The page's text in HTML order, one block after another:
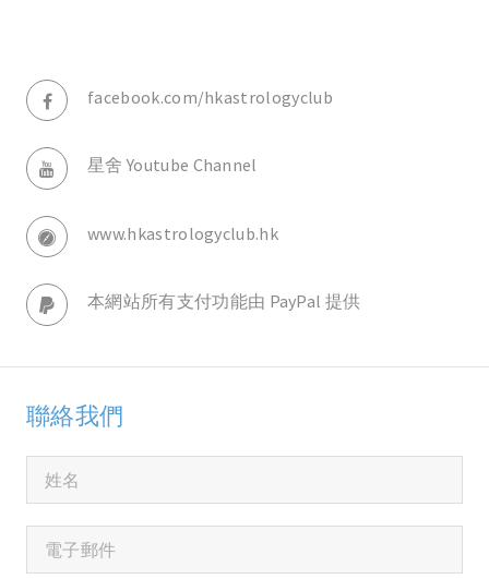
facebook.com/hkastrologyclub
星舍 Youtube Channel
www.hkastrologyclub.hk
本網站所有支付功能由 PayPal 提供
聯絡我們